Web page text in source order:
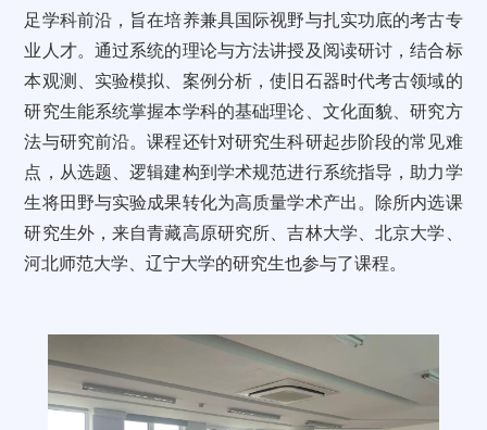
足学科前沿，旨在培养兼具国际视野与扎实功底的考古专
业人才。通过系统的理论与方法讲授及阅读研讨，结合标
本观测、实验模拟、案例分析，使旧石器时代考古领域的
研究生能系统掌握本学科的基础理论、文化面貌、研究方
法与研究前沿。课程还针对研究生科研起步阶段的常见难
点，从选题、逻辑建构到学术规范进行系统指导，助力学
生将田野与实验成果转化为高质量学术产出。除所内选课
研究生外，来自青藏高原研究所、吉林大学、北京大学、
河北师范大学、辽宁大学的研究生也参与了课程。